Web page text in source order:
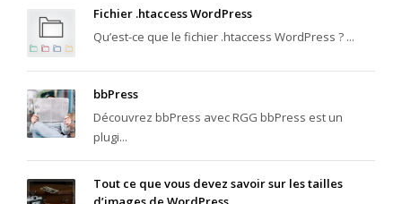
Fichier .htaccess WordPress
Qu’est-ce que le fichier .htaccess WordPress ? ...
bbPress
Découvrez bbPress avec RGG bbPress est un
plugi...
Tout ce que vous devez savoir sur les tailles